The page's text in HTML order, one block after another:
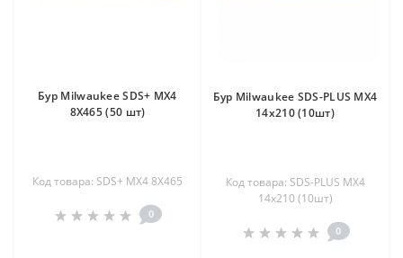
Бур Milwaukee SDS+ MX4
8X465 (50 шт)
Код товара: SDS+ MX4 8X465
0
Бур Milwaukee SDS-PLUS MX4
14х210 (10шт)
Код товара: SDS-PLUS MX4
14х210 (10шт)
0